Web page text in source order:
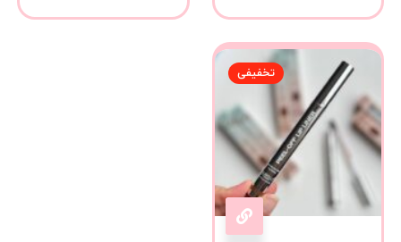
تخفیفی